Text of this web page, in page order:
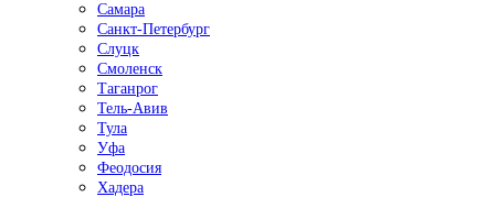
Самара
Санкт-Петербург
Слуцк
Смоленск
Таганрог
Тель-Авив
Тула
Уфа
Феодосия
Хадера